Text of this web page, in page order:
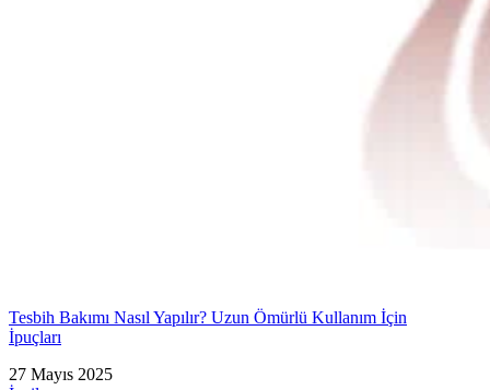
Tesbih Bakımı Nasıl Yapılır? Uzun Ömürlü Kullanım İçin
İpuçları
27 Mayıs 2025